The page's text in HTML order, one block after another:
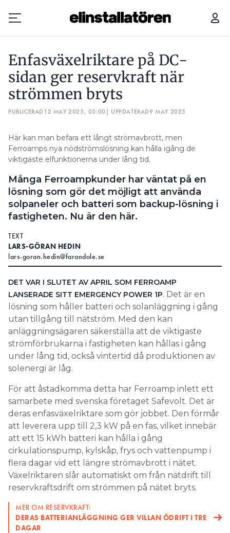
Prenumerera
Hantera prenumeration
Annonsera
Läs E-tidningen
Om tidningen
Kontakt
Personuppgifter
Search for:
SEARCH
Enfasväxelriktare på DC-
sidan ger reservkraft när
strömmen bryts
PUBLICERAD 12 MAY 2025, 05:00 | UPPDATERAD9 MAY 2025
Här kan man befara ett långt strömavbrott, men
Ferroamps nya nödströmslösning kan hålla igång de
viktigaste elfunktionerna under lång tid.
Många Ferroampkunder har väntat på en
lösning som gör det möjligt att använda
solpaneler och batteri som backup-lösning i
fastigheten. Nu är den här.
TEXT
LARS-GÖRAN HEDIN
lars-goran.hedin@farandole.se
DET VAR I SLUTET AV APRIL SOM FERROAMP
LANSERADE SITT EMERGENCY POWER 1P. Det är en
lösning som håller batteri och solanläggning i gång
utan tillgång till nätström. Med den kan
anläggningsägaren säkerställa att de viktigaste
strömförbrukarna i fastigheten kan hållas i gång
under lång tid, också vintertid då produktionen av
solenergi är låg.
För att åstadkomma detta har Ferroamp inlett ett
samarbete med svenska företaget Safevolt. Det är
deras enfasväxelriktare som gör jobbet. Den förmår
att leverera upp till 2,3 kW på en fas, vilket innebär
att ett 15 kWh batteri kan hålla i gång
cirkulationspump, kylskåp, frys och vattenpump i
flera dagar vid ett längre strömavbrott i nätet.
Växelriktaren slår automatiskt om från nätdrift till
reservkraftsdrift om strömmen på nätet bryts.
MER OM RESERVKRAFT:
DERAS BATTERIANLÄGGNING GER VILLAN ÖDRIFT I TRE
DAGAR